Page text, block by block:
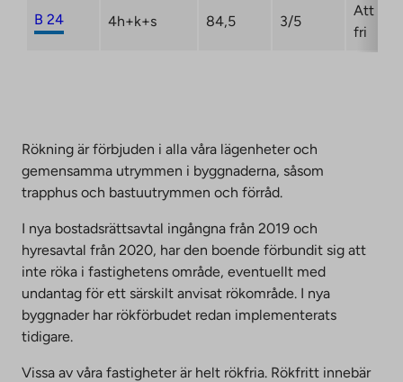
B 24 4h+k+s 84,5 3/5
Att bli
fri
Rökning är förbjuden i alla våra lägenheter och
gemensamma utrymmen i byggnaderna, såsom
trapphus och bastuutrymmen och förråd.
I nya bostadsrättsavtal ingångna från 2019 och
hyresavtal från 2020, har den boende förbundit sig att
inte röka i fastighetens område, eventuellt med
undantag för ett särskilt anvisat rökområde. I nya
byggnader har rökförbudet redan implementerats
tidigare.
Vissa av våra fastigheter är helt rökfria. Rökfritt innebär